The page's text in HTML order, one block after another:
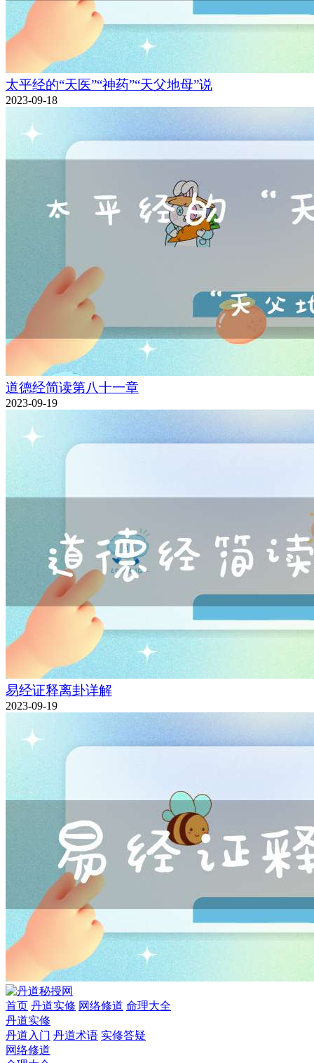
太平经的“天医”“神药”“天父地母”说
2023-09-18
道德经简读第八十一章
2023-09-19
易经证释离卦详解
2023-09-19
首页 丹道实修 网络修道 命理大全
丹道实修
丹道入门 丹道术语 实修答疑
网络修道